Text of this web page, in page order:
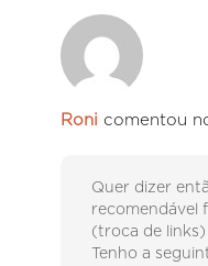
Roni comentou
Quer dizer
recomendável
(troca de
Tenho a